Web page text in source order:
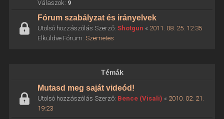
Válaszok: 9
Fórum szabályzat és irányelvek
Utolsó hozzászólás Szerző: Shotgun « 2011. 08. 25. 12:35
Elküldve Fórum: Szemetes
Témák
Mutasd meg saját videód!
Utolsó hozzászólás Szerző: Bence (Visali) « 2010. 02. 21.
19:23